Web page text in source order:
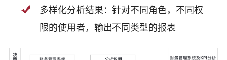
多样化分析结果：针对不同角色，不同权
限的使用者，输出不同类型的报表